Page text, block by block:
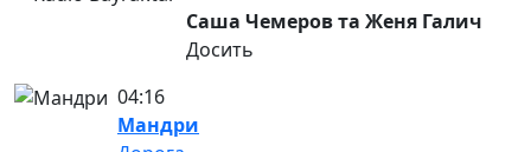
Саша Чемеров та Женя Галич
Досить
04:16
Мандри